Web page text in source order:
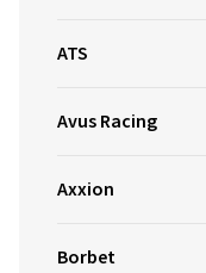
ATS
Avus Racing
Axxion
Borbet